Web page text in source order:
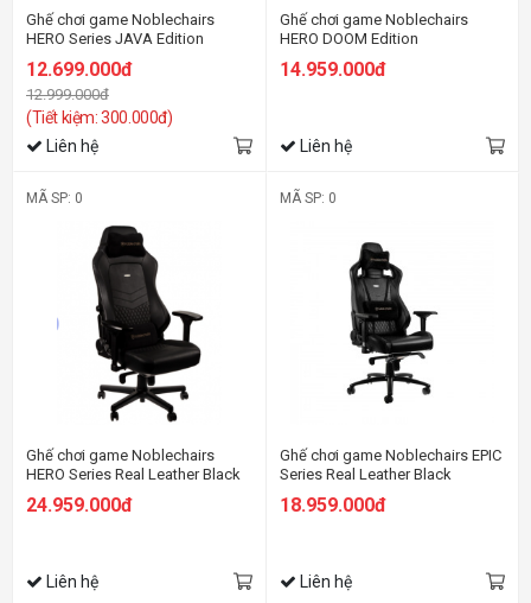
Ghế chơi game Noblechairs
HERO Series JAVA Edition
12.699.000đ
12.999.000đ
(Tiết kiệm: 300.000đ)
Liên hệ
Ghế chơi game Noblechairs
HERO DOOM Edition
14.959.000đ
Liên hệ
MÃ SP: 0
Ghế chơi game Noblechairs
HERO Series Real Leather Black
24.959.000đ
Liên hệ
MÃ SP: 0
Ghế chơi game Noblechairs EPIC
Series Real Leather Black
18.959.000đ
Liên hệ